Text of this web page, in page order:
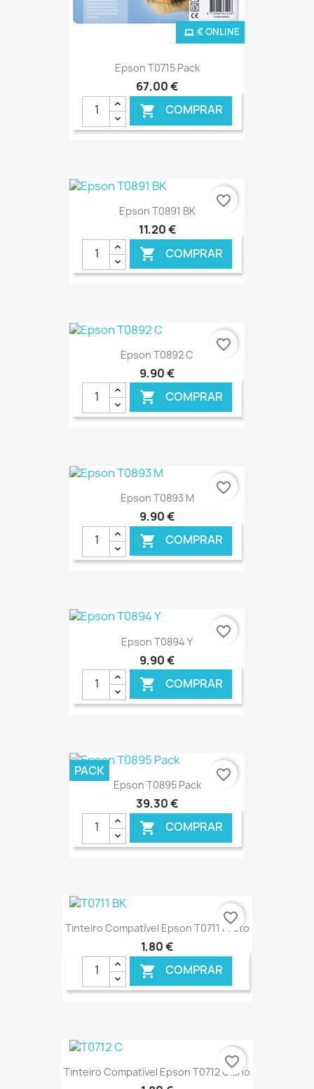
Epson T0715 Pack
67,00 €
 COMPRAR
€ ONLINE
Epson T0891 BK
11,20 €
 COMPRAR
€ ONLINE
favorite_border
Epson T0892 C
9,90 €
 COMPRAR
€ ONLINE
favorite_border
Epson T0893 M
9,90 €
 COMPRAR
€ ONLINE
favorite_border
Epson T0894 Y
9,90 €
 COMPRAR
€ ONLINE
favorite_border
Epson T0895 Pack
39,30 €
 COMPRAR
€ ONLINE
PACK favorite_border
Tinteiro Compatível Epson T0711 Preto
1,80 €
 COMPRAR
€ ONLINE
favorite_border
Tinteiro Compatível Epson T0712 Ciano
favorite_border